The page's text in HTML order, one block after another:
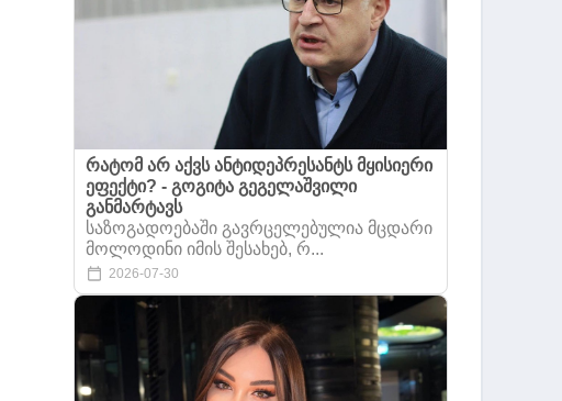
რატომ არ აქვს ანტიდეპრესანტს მყისიერი
ეფექტი? - გოგიტა გეგელაშვილი
განმარტავს
საზოგადოებაში გავრცელებულია მცდარი
მოლოდინი იმის შესახებ, რ...
2026-07-30